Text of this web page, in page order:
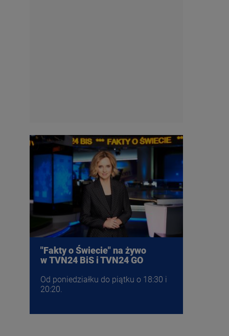
"Fakty o Świecie" na żywo
w TVN24 BiS i TVN24 GO
Od poniedziałku do piątku o 18:30 i
20:20.